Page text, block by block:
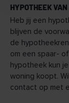
HYPOTHEEK
Heb jij een
blijven de
de
om een spaar-
hypotheek kun
woning koopt.
contact op met